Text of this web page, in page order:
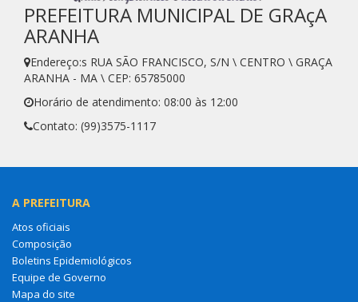
PREFEITURA MUNICIPAL DE GRAçA
ARANHA
Endereço:s RUA SÃO FRANCISCO, S/N \ CENTRO \ GRAÇA
ARANHA - MA \ CEP: 65785000
Horário de atendimento: 08:00 às 12:00
Contato: (99)3575-1117
A PREFEITURA
Atos oficiais
Composição
Boletins Epidemiológicos
Equipe de Governo
Mapa do site